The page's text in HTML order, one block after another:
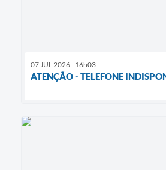
07 JUL 2026 - 16h03
ATENÇÃO - TELEFONE